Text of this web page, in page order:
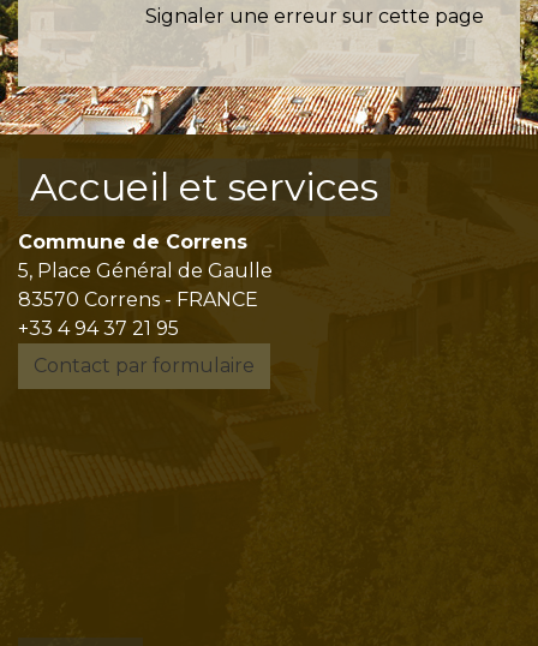
Signaler une erreur sur cette page
Accueil et services
Commune de Correns
5, Place Général de Gaulle
83570 Correns - FRANCE
+33 4 94 37 21 95
Contact par formulaire